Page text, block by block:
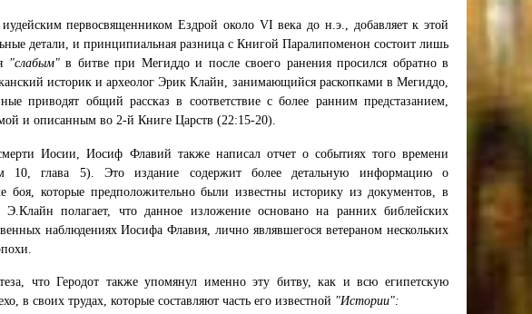
первосвященником Ездрой около VI века до н.э., добавляет к этой
детали, и принципиальная разница с Книгой Паралипоменон состоит лишь
"слабым"в битве при Мегиддо и после своего ранения просился обратно в
историк и археолог Эрик Клайн, занимающийся раскопками в Мегиддо,
приводят общий рассказ в соответствие с более ранним предстазанием,
и описанным во 2-й Книге Царств (22:15-20).
Иосии, Иосиф Флавий также написал отчет о событиях того времени
10, глава 5). Это издание содержит более детальную информацию о
боя, которые предположительно были известны историку из документов, в
Э.Клайн полагает, что данное изложение основано на ранних библейских
наблюдениях Иосифа Флавия, лично являвшегося ветераном нескольких
что Геродот также упомянул именно эту битву, как и всю египетскую
в своих трудах, которые составляют часть его известной "Истории":